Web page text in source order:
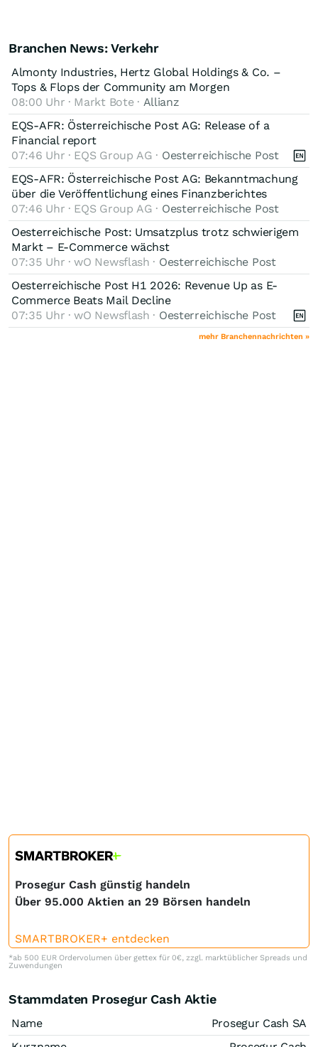
Branchen News: Verkehr
Almonty Industries, Hertz Global Holdings & Co. –
Tops & Flops der Community am Morgen
08:00 Uhr · Markt Bote · Allianz
EQS-AFR: Österreichische Post AG: Release of a
Financial report
07:46 Uhr · EQS Group AG · Oesterreichische Post
EQS-AFR: Österreichische Post AG: Bekanntmachung
über die Veröffentlichung eines Finanzberichtes
07:46 Uhr · EQS Group AG · Oesterreichische Post
Oesterreichische Post: Umsatzplus trotz schwierigem
Markt – E-Commerce wächst
07:35 Uhr · wO Newsflash · Oesterreichische Post
Oesterreichische Post H1 2026: Revenue Up as E-
Commerce Beats Mail Decline
07:35 Uhr · wO Newsflash · Oesterreichische Post
mehr Branchennachrichten »
Prosegur Cash günstig handeln
Über 95.000 Aktien an 29 Börsen handeln
SMARTBROKER+ entdecken
*ab 500 EUR Ordervolumen über gettex für 0€, zzgl. marktüblicher Spreads und
Zuwendungen
Stammdaten Prosegur Cash Aktie
Name
Prosegur Cash SA